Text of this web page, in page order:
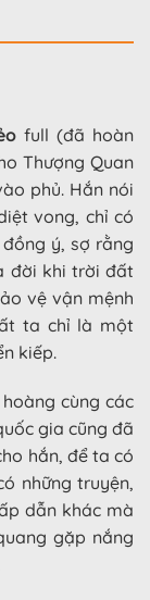
full (đã hoàn
Thượng Quan
phủ. Hắn nói
vong, chỉ có
ý, sợ rằng
đời khi trời đất
vệ vận mệnh
ta chỉ là một
kiếp.
cùng các
gia cũng đã
hắn, để ta có
những truyện,
dẫn khác mà
gặp nắng